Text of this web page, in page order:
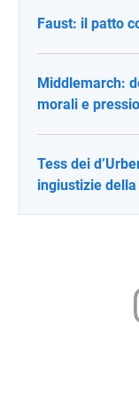
Faust: il patto
Middlemarch:
morali e
Tess dei
ingiustizie